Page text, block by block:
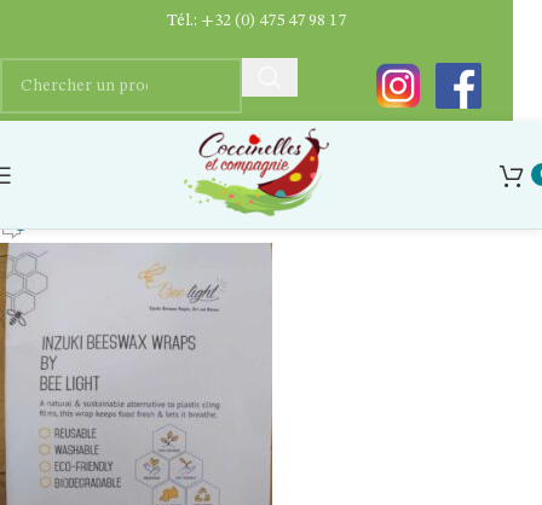
trois-wrap-coton-cire-abeilles
Tél.: +32 (0) 475 47 98 17